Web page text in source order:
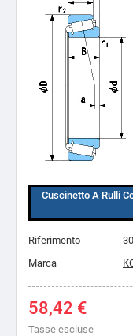
Cuscinetto A Rulli
Riferimento
Marca
58,42 €
Tasse escluse